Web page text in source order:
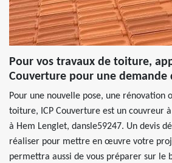
Pour vos travaux de toiture,
Couverture pour une demande
Pour une nouvelle pose, une rénovation
toiture, ICP Couverture est un couvreur
à Hem Lenglet, dansle59247. Un devis
réaliser pour mettre en œuvre votre
permettra aussi de vous préparer sur le